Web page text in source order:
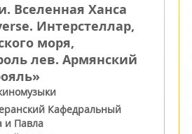
Вселенная Ханса
Интерстеллар,
моря,
лев. Армянский
Кафедральный
и Павла